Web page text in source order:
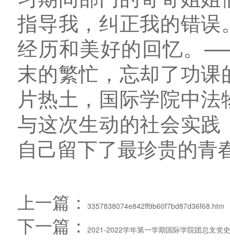
指导我，纠正我的错
经历和美好的回忆。
末的繁忙，忘却了功
片热土，国际学院中
与这次生动的社会实
自己留下了最珍贵的青
上一篇：3357838074e842ff9b60f7bd87d36f68.htm
下一篇：2021-2022学年第一学期国际学院团总支党